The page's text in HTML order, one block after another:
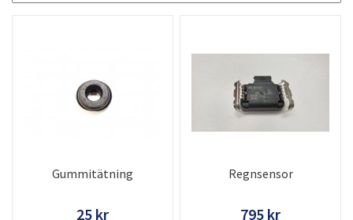
Gummitätning
25 kr
Regnsensor
795 kr